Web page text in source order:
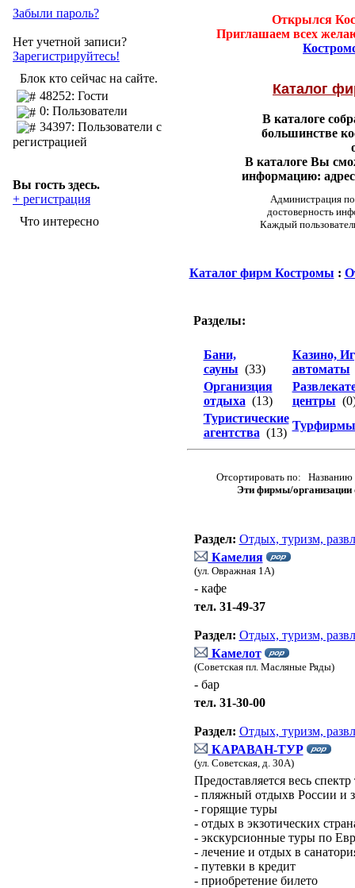
Забыли пароль?
Нет учетной записи?
Зарегистрируйтесь!
Блок кто сейчас на сайте.
48252: Гости
0: Пользователи
34397: Пользователи с
регистрацией
Вы гость здесь.
+ регистрация
Что интересно
Открылся
Приглашаем всех
Каталог
В каталоге
большинстве
В каталоге Вы
информацию:
Администрация
достоверность
Каждый
Каталог фирм Костромы :
Разделы:
Бани,
сауны (33)
Казино,
автоматы
Организция
отдыха (13)
центры
Туристические
агентства (13)
Турфирмы
Отсортировать по: Названию
Эти фирмы/организации
Раздел: Отдых, туризм,
Камелия
(ул. Овражная 1А)
- кафе
тел. 31-49-37
Раздел: Отдых, туризм,
Камелот
(Советская пл. Масляные Ряды)
- бар
тел. 31-30-00
Раздел: Отдых, туризм,
КАРАВАН-ТУР
(ул. Советская, д. 30А)
Предоставляется весь
- пляжный отдыхв России и
- горящие туры
- отдых в экзотических
- экскурсионные туры по
- лечение и отдых в
- путевки в кредит
- приобретение билето